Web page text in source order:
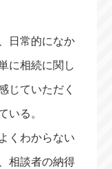
日常的になか
に相続に関し
じていただく
いる。
くわからない
相談者の納得